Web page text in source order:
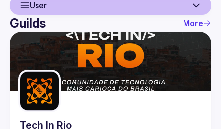
User
User
Events
Guilds
Guilds More
Tech In Rio